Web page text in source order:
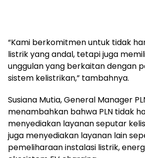
“Kami berkomitmen untuk tidak
listrik yang andal, tetapi juga
unggulan yang berkaitan dengan
sistem kelistrikan,” tambahnya.
Susiana Mutia, General Manager
menambahkan bahwa PLN tidak
menyediakan layanan seputar
juga menyediakan layanan lain
pemeliharaan instalasi listrik,